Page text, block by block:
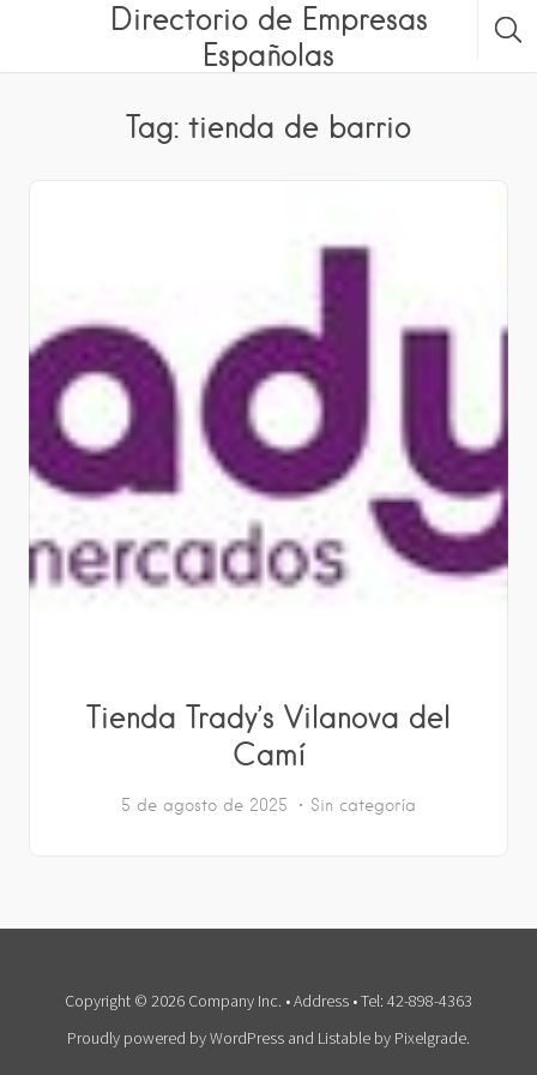
Directorio de Empresas
Españolas
Tag: tienda de barrio
Tienda Trady’s Vilanova del
Camí
5 de agosto de 2025 Sin categoría
Copyright © 2026 Company Inc. • Address • Tel: 42-898-4363
Proudly powered by WordPress and Listable by Pixelgrade.